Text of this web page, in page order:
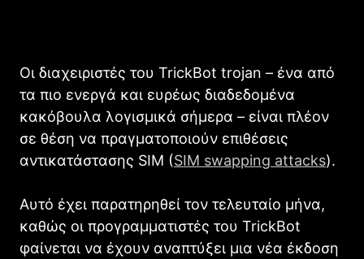
Οι διαχειριστές του TrickBot trojan – ένα από
τα πιο ενεργά και ευρέως διαδεδομένα
κακόβουλα λογισμικά σήμερα – είναι πλέον
σε θέση να πραγματοποιούν επιθέσεις
αντικατάστασης SIM (SIM swapping attacks).
Αυτό έχει παρατηρηθεί τον τελευταίο μήνα,
καθώς οι προγραμματιστές του TrickBot
φαίνεται να έχουν αναπτύξει μια νέα έκδοση